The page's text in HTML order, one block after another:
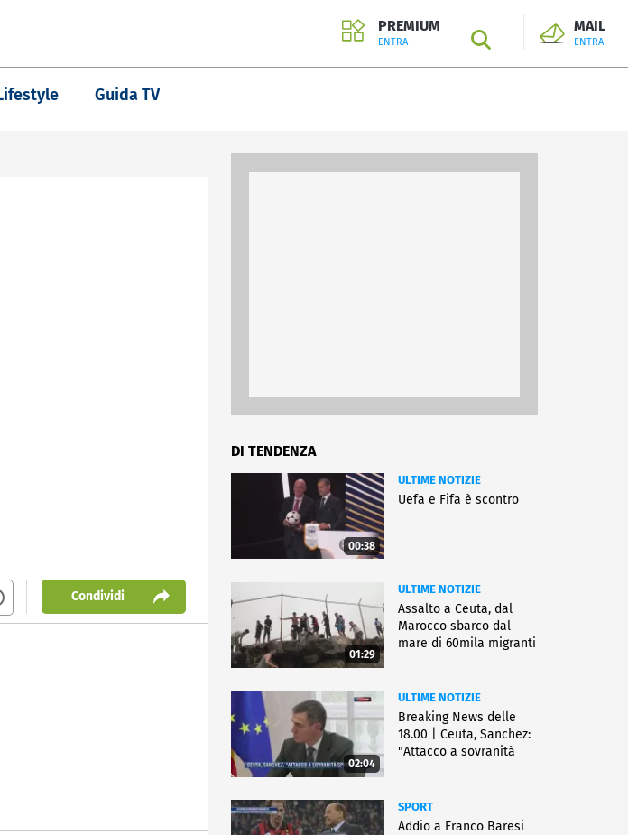
PREMIUM
ENTRA SEARCH
MAIL
ENTRA
Guida TV
Condividi
DI TENDENZA
00:38
ULTIME NOTIZIE
Uefa e Fifa è scontro
01:29
ULTIME NOTIZIE
Assalto a Ceuta, dal
Marocco sbarco dal
mare di 60mila migranti
02:04
ULTIME NOTIZIE
Breaking News delle
18.00 | Ceuta, Sanchez:
"Attacco a sovranità
SPORT
Addio a Franco Baresi